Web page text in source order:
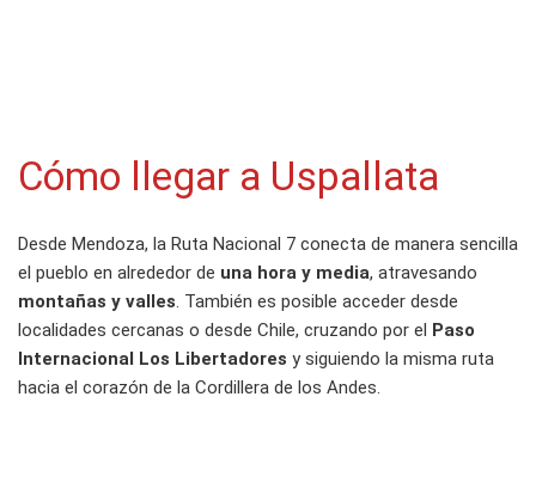
Cómo llegar a Uspallata
Desde Mendoza, la Ruta Nacional 7 conecta de manera sencilla
el pueblo en alrededor de una hora y media, atravesando
montañas y valles. También es posible acceder desde
localidades cercanas o desde Chile, cruzando por el Paso
Internacional Los Libertadores y siguiendo la misma ruta
hacia el corazón de la Cordillera de los Andes.